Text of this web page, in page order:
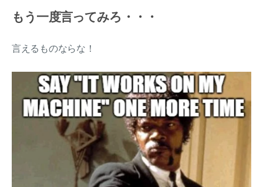
もう一度言ってみろ・・・
言えるものならな！